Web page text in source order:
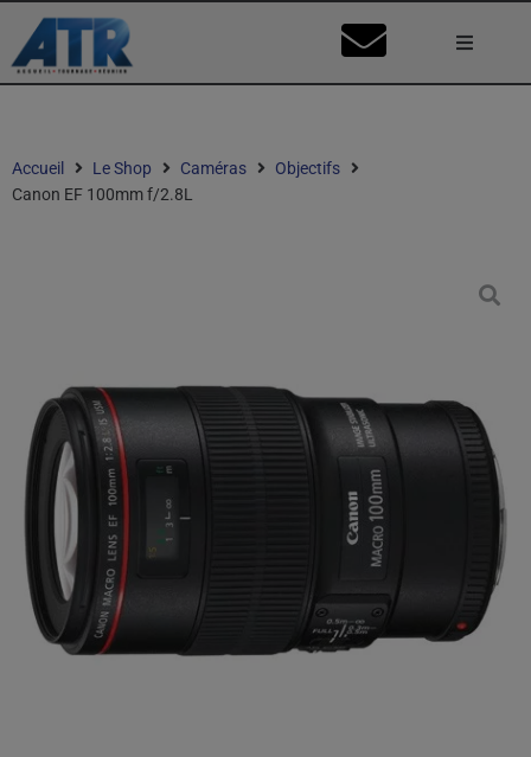
Mon
Ma
Accueil Le Shop Caméras
Objectifs
Canon EF 100mm f/2.8L